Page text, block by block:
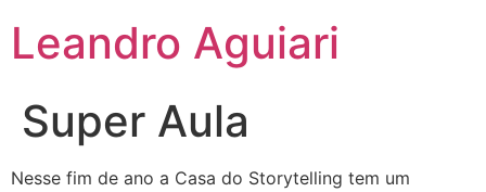
Leandro Aguiari
Super Aula
Nesse fim de ano a Casa do Storytelling tem um